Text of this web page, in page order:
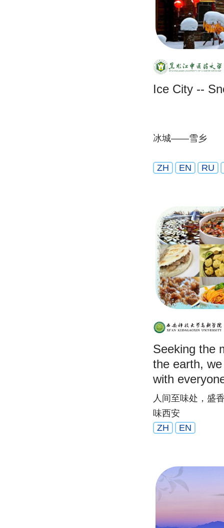
Ice City --
冰城——雪乡
ZH EN RU
Seeking the
the earth,
with
best flavor in
人间至味处，盛
味西安
ZH
EN